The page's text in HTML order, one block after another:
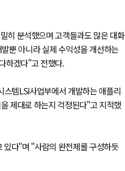
히 분석했으며 고객들과도 많은 대화
뿐 아니라 실제 수익성을 개선하는
하겠다”고 전했다.
템LSI사업부에서 개발하는 애플리
제대로 하는지 걱정된다"고 지적했
있다"며 "사람의 완전체를 구성하듯